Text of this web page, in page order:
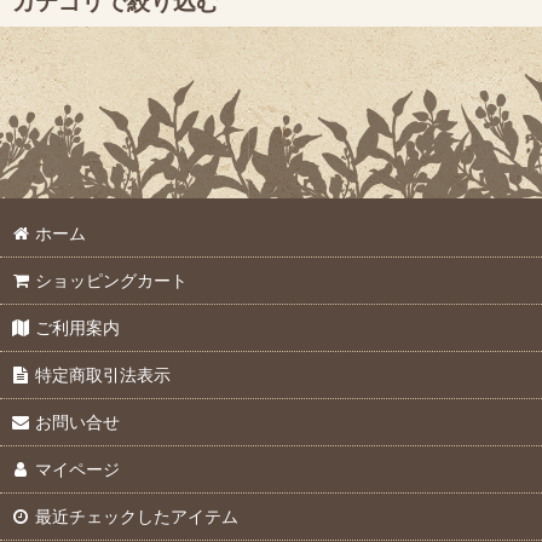
並び順
大起製品オプション (全商品)
DIK-4012 土壌透水性測定器用オプション
DIK-5532 デジタル貫入式土壌硬度計
フィールドポンプ
ホーム
ショッピングカート
ご利用案内
特定商取引法表示
お問い合せ
マイページ
最近チェックしたアイテム